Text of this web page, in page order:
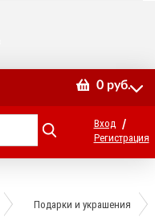
0 руб.
Вход /
Регистрация
Подарки и украшения